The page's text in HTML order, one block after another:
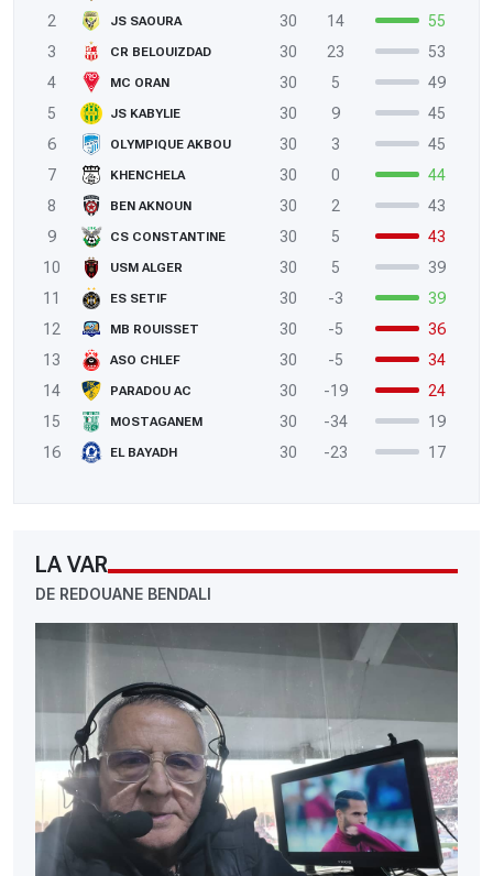
2
JS SAOURA 30 14
55
3
CR BELOUIZDAD 30 23
53
4
MC ORAN 30 5
49
5
JS KABYLIE 30 9
45
6
OLYMPIQUE AKBOU 30 3
45
7
KHENCHELA 30 0
44
8
BEN AKNOUN 30 2
43
9
CS CONSTANTINE 30 5
43
10
USM ALGER 30 5
39
11
ES SETIF 30 -3
39
12
MB ROUISSET 30 -5
36
13
ASO CHLEF 30 -5
34
14
PARADOU AC 30 -19
24
15
MOSTAGANEM 30 -34
19
16
EL BAYADH 30 -23 17
LA VAR
DE REDOUANE BENDALI